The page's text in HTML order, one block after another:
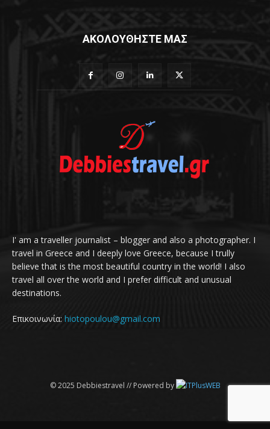
ΑΚΟΛΟΥΘΗΣΤΕ ΜΑΣ
I' am a traveller journalist – blogger and also a photographer. I
travel in Greece and I deeply love Greece, because I trully
believe that is the most beautiful country in the world! I also
travel all over the world and I prefer difficult and unusual
destinations.
Επικοινωνία: hiotopoulou@gmail.com
© 2025 Debbiestravel // Powered by